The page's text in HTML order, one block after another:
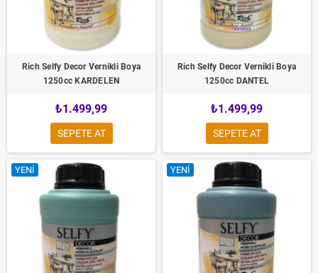
Rich Selfy Decor Vernikli Boya
1250cc KARDELEN
₺1.499,99
SEPETE AT
Rich Selfy Decor Vernikli Boya
1250cc DANTEL
₺1.499,99
SEPETE AT
YENI YENI